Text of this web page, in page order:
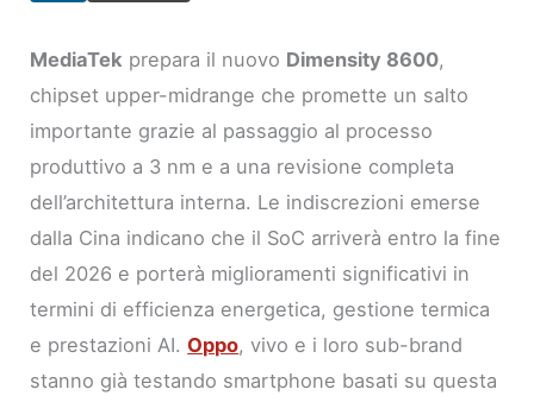
MediaTek prepara il nuovo Dimensity 8600,
chipset upper-midrange che promette un salto
importante grazie al passaggio al processo
produttivo a 3 nm e a una revisione completa
dell’architettura interna. Le indiscrezioni emerse
dalla Cina indicano che il SoC arriverà entro la fine
del 2026 e porterà miglioramenti significativi in
termini di efficienza energetica, gestione termica
e prestazioni AI.Oppo, vivo e i loro sub-brand
stanno già testando smartphone basati su questa